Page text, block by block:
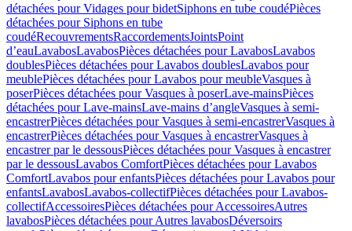
détachées pour Vidages pour bidetSiphons en tube coudéPièces
détachées pour Siphons en tube
coudéRecouvrementsRaccordementsJointsPoint
d’eauLavabosLavabosPièces détachées pour LavabosLavabos
doublesPièces détachées pour Lavabos doublesLavabos pour
meublePièces détachées pour Lavabos pour meubleVasques à
poserPièces détachées pour Vasques à poserLave-mainsPièces
détachées pour Lave-mainsLave-mains d’angleVasques à semi-
encastrerPièces détachées pour Vasques à semi-encastrerVasques à
encastrerPièces détachées pour Vasques à encastrerVasques à
encastrer par le dessousPièces détachées pour Vasques à encastrer
par le dessousLavabos ComfortPièces détachées pour Lavabos
ComfortLavabos pour enfantsPièces détachées pour Lavabos pour
enfantsLavabosLavabos-collectifPièces détachées pour Lavabos-
collectifAccessoiresPièces détachées pour AccessoiresAutres
lavabosPièces détachées pour Autres lavabosDéversoirs